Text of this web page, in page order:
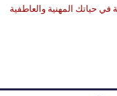
في حياتك المهنية والعاطفية